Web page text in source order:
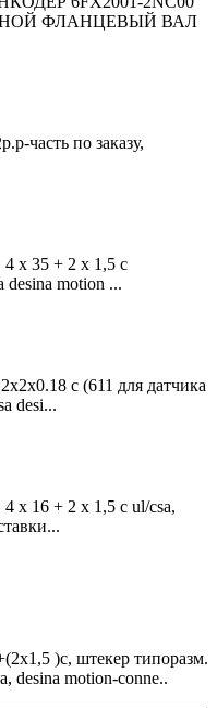
ФЛАНЦЕВЫЙ ВАЛ
часть по заказу,
x 35 + 2 x 1,5 c
desina motion ...
c (611 для датчика
desi...
x 16 + 2 x 1,5 c ul/csa,
)c, штекер типоразм.
desina motion-conne..